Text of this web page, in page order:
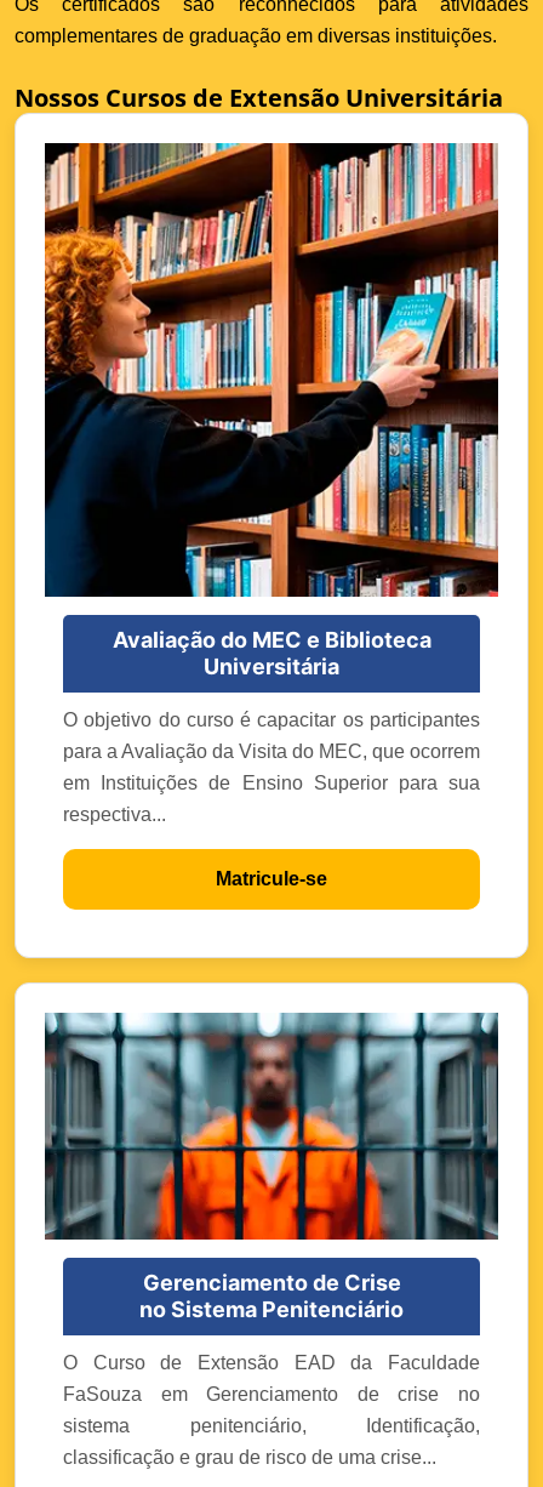
Os certificados são reconhecidos para atividades
complementares de graduação em diversas instituições.
Nossos Cursos de Extensão Universitária
Avaliação do MEC e Biblioteca
Universitária
O objetivo do curso é capacitar os participantes
para a Avaliação da Visita do MEC, que ocorrem
em Instituições de Ensino Superior para sua
respectiva...
Matricule-se
Gerenciamento de Crise
no Sistema Penitenciário
O Curso de Extensão EAD da Faculdade
FaSouza em Gerenciamento de crise no
sistema penitenciário, Identificação,
classificação e grau de risco de uma crise...